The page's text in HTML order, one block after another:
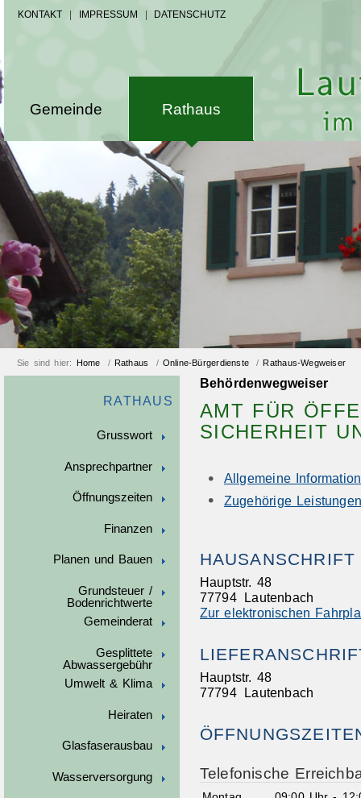
KONTAKT IMPRESSUM DATENSCHUTZ
Gemeinde Rathaus
Sie sind hier: Home / Rathaus / Online-Bürgerdienste / Rathaus-Wegweiser
RATHAUS
Grusswort
Ansprechpartner
Öffnungszeiten
Finanzen
Planen und Bauen
Grundsteuer /
Bodenrichtwerte
Gemeinderat
Gesplittete
Abwassergebühr
Umwelt & Klima
Heiraten
Glasfaserausbau
Wasserversorgung
Behördenwegweiser
AMT FÜR
SICHERHEIT
Allgemeine
Zugehörige
HAUSANSCHRIFT
Hauptstr. 48
77794 Lautenbach
Zur elektronischen
Hauptstr. 48
77794 Lautenbach
Telefonische